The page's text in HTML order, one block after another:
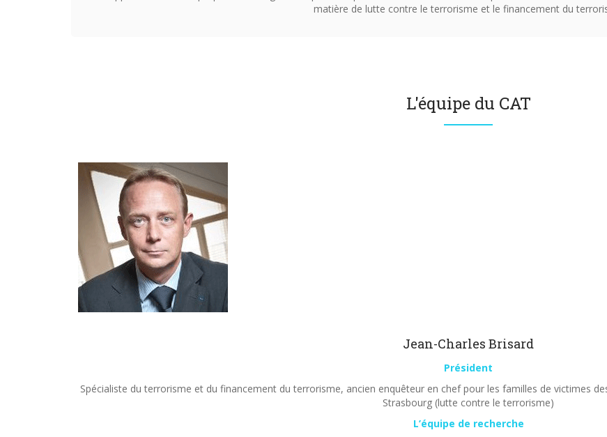
matière de lutte contre le terrorisme et le financement du
L'équipe du CAT
Jean-Charles Brisard
Président
Spécialiste du terrorisme et du financement du terrorisme, ancien enquêteur en chef pour les familles de victimes
Strasbourg (lutte contre le terrorisme)
L’équipe de recherche